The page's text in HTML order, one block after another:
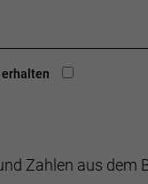
Zahlen aus dem